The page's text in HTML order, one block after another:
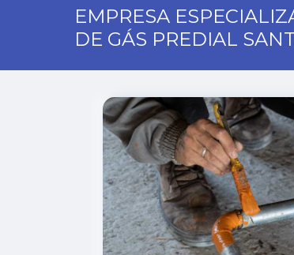
EMPRESA
DE GÁS PREDIAL